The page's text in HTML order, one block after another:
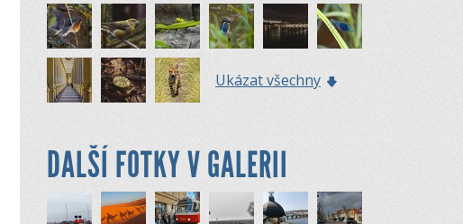
Ukázat všechny
DALŠÍ FOTKY V GALERII